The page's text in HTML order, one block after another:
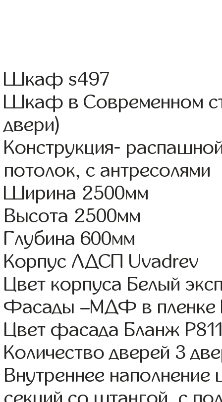
Шкаф s497
Шкаф в Современном
двери)
Конструкция-
потолок, с антресолями
Ширина 2500мм
Высота 2500мм
Глубина 600мм
Корпус ЛДСП Uvadrev
Цвет корпуса Белый
Фасады –МДФ в пленке
Цвет фасада Бланж
Количество дверей 3
Внутреннее